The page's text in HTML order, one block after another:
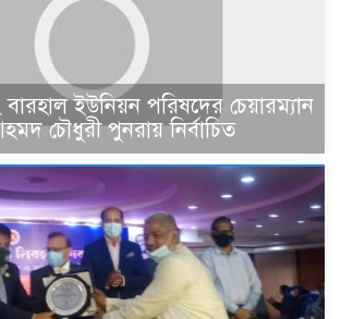
ইউনিয়ন পরিষদের চেয়ারম্যান
চৌধুরী পুনরায় নির্বাচিত